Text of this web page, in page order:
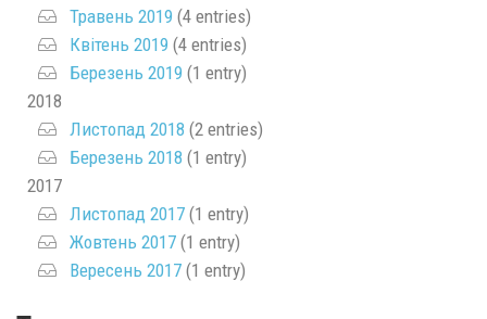
Травень 2019 (4 entries)
Квітень 2019 (4 entries)
Березень 2019 (1 entry)
2018
Листопад 2018 (2 entries)
Березень 2018 (1 entry)
2017
Листопад 2017 (1 entry)
Жовтень 2017 (1 entry)
Вересень 2017 (1 entry)